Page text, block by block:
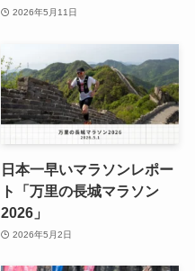
2026年5月11日
日本一早いマラソンレポー
ト「万里の長城マラソン
2026」
2026年5月2日